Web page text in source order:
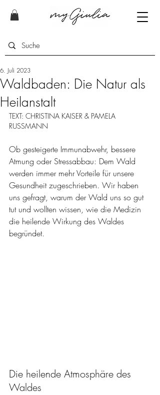
Waldbaden: Die Natur als
Heilanstalt
6. Juli 2023
TEXT: CHRISTINA KAISER & PAMELA
RUSSMANN
Ob gesteigerte Immunabwehr, bessere
Atmung oder Stressabbau: Dem Wald
werden immer mehr Vorteile für unsere
Gesundheit zugeschrieben. Wir haben
uns gefragt, warum der Wald uns so gut
tut und wollten wissen, wie die Medizin
die heilende Wirkung des Waldes
begründet.
Die heilende Atmosphäre des
Waldes